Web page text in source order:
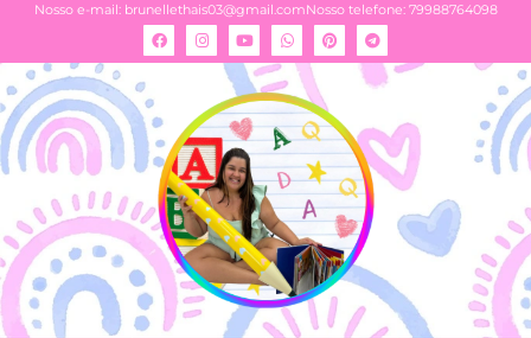
Nosso e-mail: brunellethais03@gmail.comNosso telefone: 79988764098